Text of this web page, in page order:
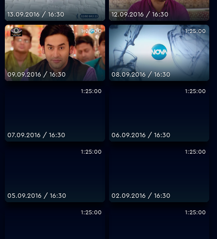
13.09.2016 / 16:30 12.09.2016 / 16:30
1:25:00
09.09.2016 / 16:30
1:25:00
08.09.2016 / 16:30
1:25:00
07.09.2016 / 16:30
1:25:00
06.09.2016 / 16:30
1:25:00
05.09.2016 / 16:30
1:25:00
02.09.2016 / 16:30
1:25:00 1:25:00